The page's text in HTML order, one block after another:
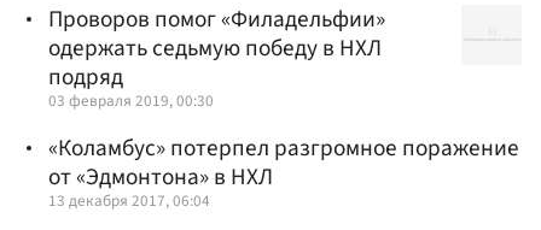
Проворов помог «Филадельфии»
одержать седьмую победу в НХЛ
подряд
03 февраля 2019, 00:30
«Коламбус» потерпел разгромное поражение
от «Эдмонтона» в НХЛ
13 декабря 2017, 06:04